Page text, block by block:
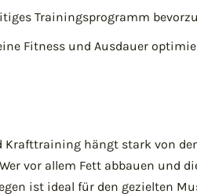
Trainingsprogramm
Fitness und Ausdauer
Krafttraining hängt stark von
vor allem Fett abbauen und
ist ideal für den gezielten